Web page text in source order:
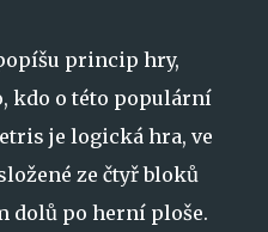
princip hry,
kdo o této populární
je logická hra, ve
ze čtyř bloků
dolů po herní ploše.